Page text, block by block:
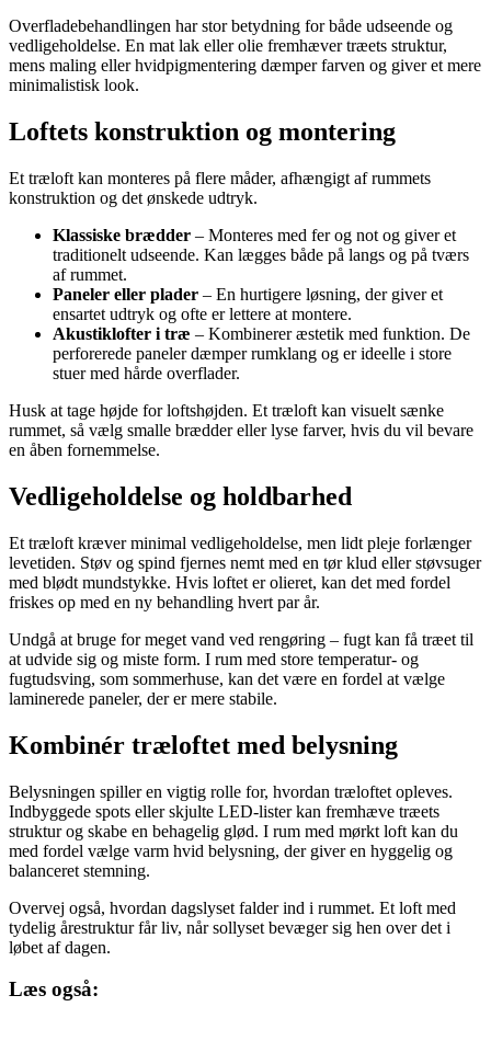
Overfladebehandlingen har stor betydning for både udseende og
vedligeholdelse. En mat lak eller olie fremhæver træets struktur,
mens maling eller hvidpigmentering dæmper farven og giver et mere
minimalistisk look.
Loftets konstruktion og montering
Et træloft kan monteres på flere måder, afhængigt af rummets
konstruktion og det ønskede udtryk.
Klassiske brædder – Monteres med fer og not og giver et
traditionelt udseende. Kan lægges både på langs og på tværs
af rummet.
Paneler eller plader – En hurtigere løsning, der giver et
ensartet udtryk og ofte er lettere at montere.
Akustiklofter i træ – Kombinerer æstetik med funktion. De
perforerede paneler dæmper rumklang og er ideelle i store
stuer med hårde overflader.
Husk at tage højde for loftshøjden. Et træloft kan visuelt sænke
rummet, så vælg smalle brædder eller lyse farver, hvis du vil bevare
en åben fornemmelse.
Vedligeholdelse og holdbarhed
Et træloft kræver minimal vedligeholdelse, men lidt pleje forlænger
levetiden. Støv og spind fjernes nemt med en tør klud eller støvsuger
med blødt mundstykke. Hvis loftet er olieret, kan det med fordel
friskes op med en ny behandling hvert par år.
Undgå at bruge for meget vand ved rengøring – fugt kan få træet til
at udvide sig og miste form. I rum med store temperatur- og
fugtudsving, som sommerhuse, kan det være en fordel at vælge
laminerede paneler, der er mere stabile.
Kombinér træloftet med belysning
Belysningen spiller en vigtig rolle for, hvordan træloftet opleves.
Indbyggede spots eller skjulte LED-lister kan fremhæve træets
struktur og skabe en behagelig glød. I rum med mørkt loft kan du
med fordel vælge varm hvid belysning, der giver en hyggelig og
balanceret stemning.
Overvej også, hvordan dagslyset falder ind i rummet. Et loft med
tydelig årestruktur får liv, når sollyset bevæger sig hen over det i
løbet af dagen.
Læs også: